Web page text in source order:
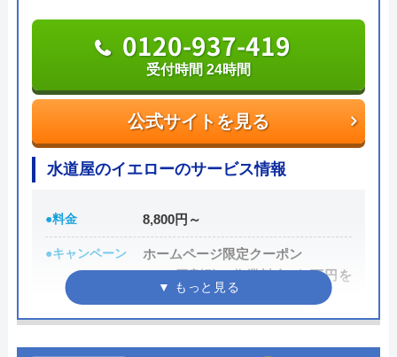
※クチコミの内容について
中林剛志（リッチハイカー）
2 年前
公式サイトを見る
0120-937-419
受付時間 24時間
水道屋のイエローのサービス情報
●料金 8,800円～
●キャンペーン
ホームページ限定クーポン
1,000円割引（作業料金が1万円を
超えた場合）